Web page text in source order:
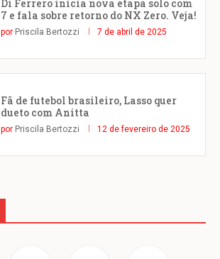
Di Ferrero inicia nova etapa solo com
7 e fala sobre retorno do NX Zero. Veja!
por Priscila Bertozzi 7 de abril de 2025
Fã de futebol brasileiro, Lasso quer
dueto com Anitta
por Priscila Bertozzi 12 de fevereiro de 2025